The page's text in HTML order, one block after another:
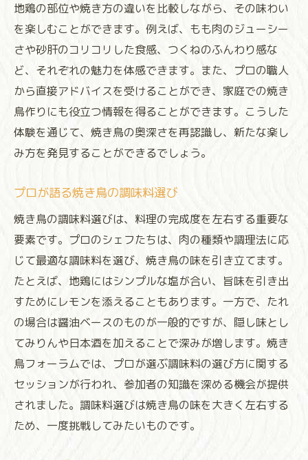
地鶏の部位や焼き方の違いを比較しながら、その味わい
を楽しむことができます。例えば、もも肉のジューシー
さや砂肝のコリコリした食感、つくねのふんわり感な
ど、それぞれの魅力を体感できます。また、プロの職人
から直接アドバイスを受けることができ、家庭での焼き
鳥作りにも役立つ情報を得ることができます。こうした
体験を通じて、焼き鳥の奥深さを再認識し、新たな楽し
み方を発見することができるでしょう。
プロが語る焼き鳥の調味料選び
焼き鳥の調味料選びは、料理の完成度を左右する重要な
要素です。プロのシェフたちは、肉の種類や調理法に応
じて最適な調味料を選び、焼き鳥の味を引き立てます。
たとえば、地鶏にはシンプルな塩が合い、旨味を引き出
すためにレモンを添えることもあります。一方で、たれ
の場合は醤油ベースのものが一般的ですが、隠し味とし
てみりんや日本酒を加えることで深みが増します。焼き
鳥フォーラムでは、プロが選ぶ調味料の選び方に関する
セッションが行われ、参加者の知識を深める機会が提供
されました。調味料選びは焼き鳥の味を大きく左右する
ため、一度挑戦してみたいものです。